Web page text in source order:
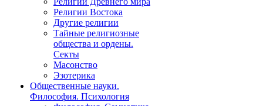
Религии Востока
Другие религии
Тайные религиозные
общества и ордены.
Секты
Масонство
Эзотерика
Общественные науки.
Философия. Психология